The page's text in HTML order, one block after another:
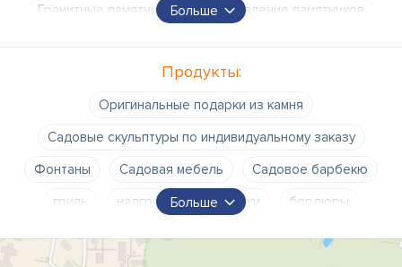
Гранитные памятники
Изготовление памятников
Каменная масса
Каменные подоконники
Больше
Продукты:
Оригинальные подарки из камня
Садовые скульптуры по индивидуальному заказу
Фонтаны
Садовая мебель
Садовое барбекю
гриль
надгробные памятники
бордюры
Больше